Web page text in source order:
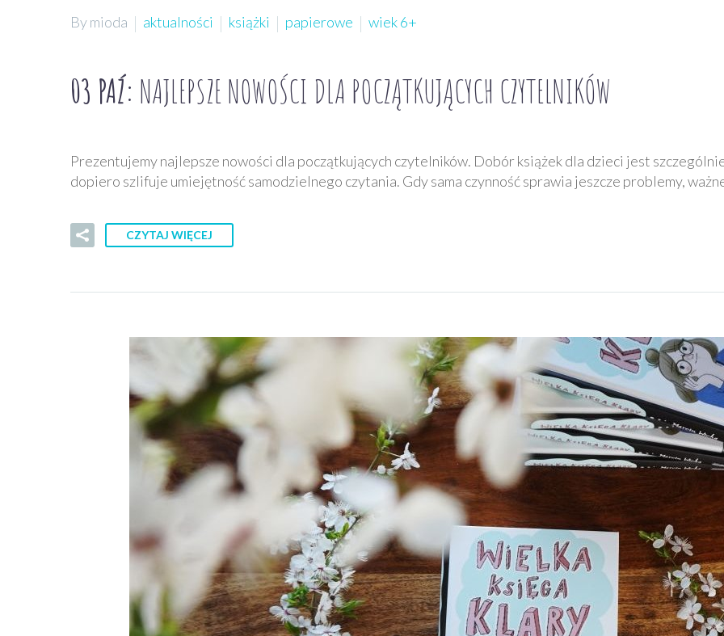
By mioda aktualności książki papierowe wiek 6+
03 PAŹ: NAJLEPSZE NOWOŚCI DLA POCZĄTKUJĄCYCH CZYTELNIKÓW
Prezentujemy najlepsze nowości dla początkujących czytelników. Dobór książek dla dzieci jest
dopiero szlifuje umiejętność samodzielnego czytania. Gdy sama czynność sprawia jeszcze problemy,
CZYTAJ WIĘCEJ